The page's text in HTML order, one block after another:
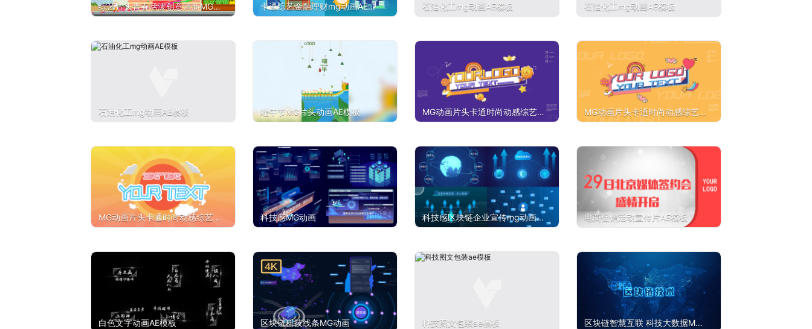
综艺片头青春活泼创意清新MG
动画AE模板
卡通综艺金融理财mg动画AE模
板
石油化工mg动画AE模板 石油化工mg动画AE模板
石油化工mg动画AE模板 端午节MG片头动画AE模板
MG动画片头卡通时尚动感综艺
创意AE模板
MG动画片头卡通时尚动感综艺
创意AE模板
MG动画片头卡通时尚动感综艺
创意AE模板
科技感MG动画
科技感区块链企业宣传mg动画
模板
电商促销活动宣传片AE模板
白色文字动画AE模板 区块链科技线条MG动画 科技图文包装ae模板
区块链智慧互联 科技大数据MG